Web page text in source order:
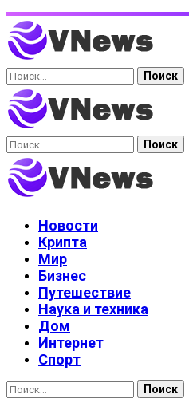
Найти:
Найти:
Новости
Крипта
Мир
Бизнес
Путешествие
Наука и техника
Дом
Интернет
Спорт
Найти: